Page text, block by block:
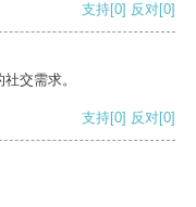
支持[0] 反对[0]
交需求。
支持[0] 反对[0]